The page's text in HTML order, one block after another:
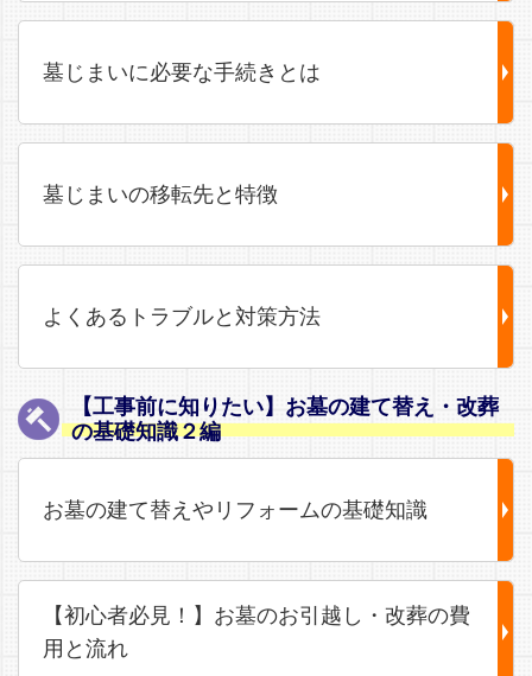
墓じまいに必要な手続きとは
墓じまいの移転先と特徴
よくあるトラブルと対策方法
【工事前に知りたい】お墓の建て替え・改葬
の基礎知識２編
お墓の建て替えやリフォームの基礎知識
【初心者必見！】お墓のお引越し・改葬の費
用と流れ